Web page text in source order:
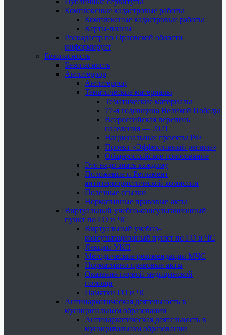
Комплексные кадастровые работы
Комплексные кадастровые работы
Карты-планы
Роскадастр по Орловской области
информирует
Безопасность
Безопасность
Антитеррор
Антитеррор
Тематические материалы
Тематические материалы
77-я годовщина Великой Победы
Всероссийская перепись
населения — 2021
Национальные проекты РФ
Проект «Эффективный регион»
Общероссийское голосование
Это надо знать каждому
Положение и Регламент
антитеррористической комиссии
Полезные ссылки
Нормативные правовые акты
Виртуальный учебно-консультационный
пункт по ГО и ЧС
Виртуальный учебно-
консультационный пункт по ГО и ЧС
Лекции УКП
Методические рекомендации МЧС
Нормативно-правовые акты
Оказание первой медицинской
помощи
Памятки ГО и ЧС
Антинаркотическая деятельность в
муниципальном образовании
Антинаркотическая деятельность в
муниципальном образовании